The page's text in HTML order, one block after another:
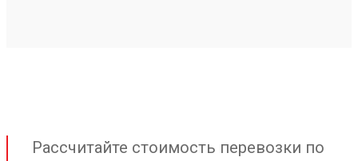
Рассчитайте стоимость перевозки по